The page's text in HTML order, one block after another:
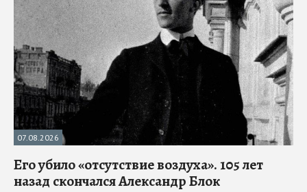
07.08.2026
Его убило «отсутствие воздуха». 105 лет
назад скончался Александр Блок